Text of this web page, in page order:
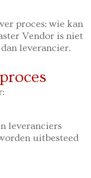
proces: wie kan
Vendor is niet
leverancier.
leveranciers
uitbesteed